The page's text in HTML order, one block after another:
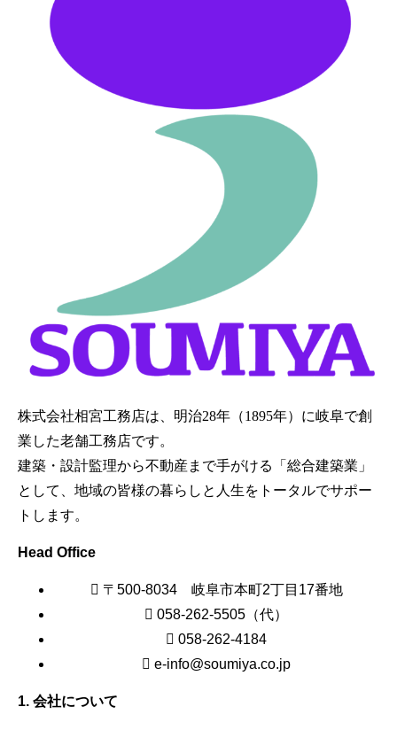
株式会社相宮工務店は、 明治28年（1895年）に岐阜で創
業した老舗工務店です。
建築・設計監理から不動産まで手がける「総合建築業」
として、地域の皆様の暮らしと人生をトータルでサポー
トします。
Head Office
〒500-8034 岐阜市本町2丁目17番地
058-262-5505（代）
058-262-4184
e-info@soumiya.co.jp
1. 会社について